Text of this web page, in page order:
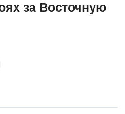
за Восточную